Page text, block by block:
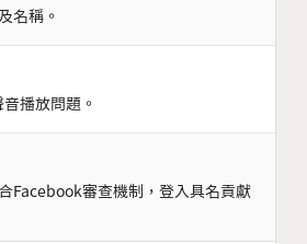
名稱。
播放問題。
Facebook審查機制，登入具名貢獻